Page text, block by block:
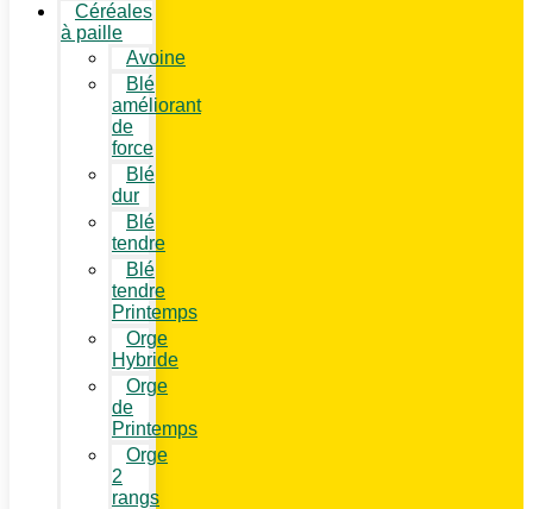
Céréales
à paille
Avoine
Blé
améliorant
de
force
Blé
dur
Blé
tendre
Blé
tendre
Printemps
Orge
Hybride
Orge
de
Printemps
Orge
2
rangs